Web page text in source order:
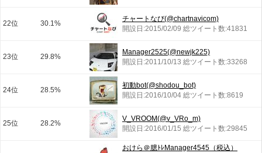
22位 30.1%
チャートなび(@chartnavicom)
開設日:2015/02/09 総ツイート数:41831
23位 29.8%
Manager2525(@newjk225)
開設日:2011/10/13 総ツイート数:33268
24位 28.5%
初動bot(@shodou_bot)
開設日:2016/10/04 総ツイート数:8619
25位 28.2%
V_VROOM(@v_VRo_m)
開設日:2016/01/15 総ツイート数:29845
おけら＠臆ﾄﾚManager4545（税込）